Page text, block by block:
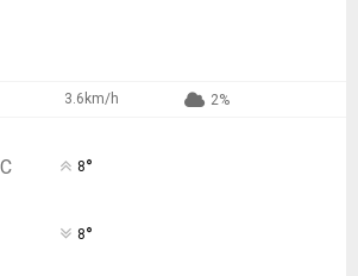
3.6km/h 2%
C 8°
8°